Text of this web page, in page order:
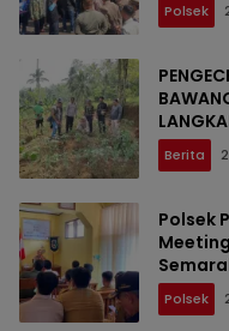
Polsek
Berita
Polsek
dan
Polsek